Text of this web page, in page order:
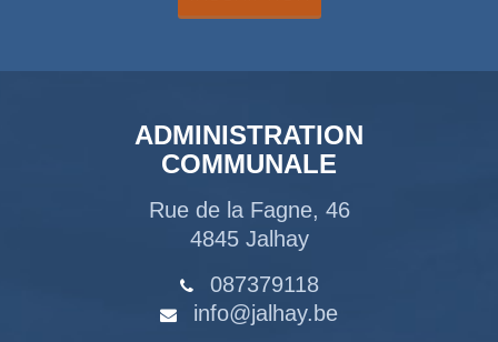
ADMINISTRATION
COMMUNALE
Rue de la Fagne, 46
4845 Jalhay
087379118
info@jalhay.be